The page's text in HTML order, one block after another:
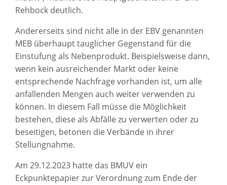
Rehbock deutlich.
Andererseits sind nicht alle in der EBV genannten
MEB überhaupt tauglicher Gegenstand für die
Einstufung als Nebenprodukt. Beispielsweise dann,
wenn kein ausreichender Markt oder keine
entsprechende Nachfrage vorhanden ist, um alle
anfallenden Mengen auch weiter verwenden zu
können. In diesem Fall müsse die Möglichkeit
bestehen, diese als Abfälle zu verwerten oder zu
beseitigen, betonen die Verbände in ihrer
Stellungnahme.
Am 29.12.2023 hatte das BMUV ein
Eckpunktepapier zur Verordnung zum Ende der